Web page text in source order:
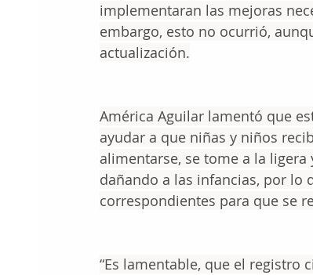
implementaran las mejoras
embargo, esto no ocurrió,
actualización.
América Aguilar lamentó que
ayudar a que niñas y niños
alimentarse, se tome a la
dañando a las infancias, por lo
correspondientes para que se
“Es lamentable, que el registro